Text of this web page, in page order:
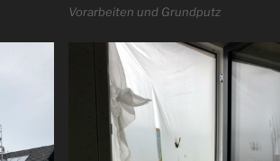
Vorarbeiten und Grundputz